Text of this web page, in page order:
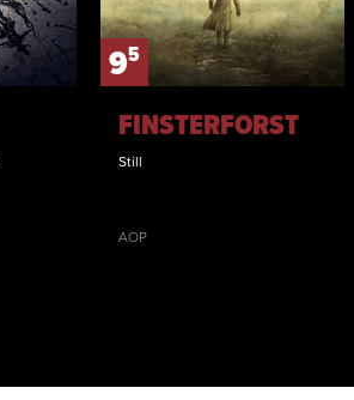
95
FINSTERFORST
Still
AOP